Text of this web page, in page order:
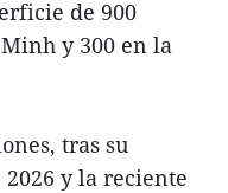
de 900
y 300 en la
tras su
y la reciente